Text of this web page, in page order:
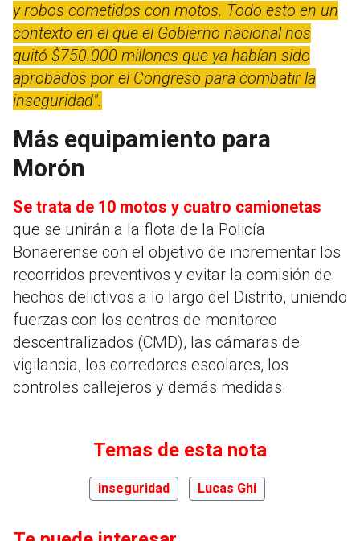
y robos cometidos con motos. Todo esto en un
contexto en el que el Gobierno nacional nos
quitó $750.000 millones que ya habían sido
aprobados por el Congreso para combatir la
inseguridad".
Más equipamiento para
Morón
Se trata de 10 motos y cuatro camionetas
que se unirán a la flota de la Policía
Bonaerense con el objetivo de incrementar los
recorridos preventivos y evitar la comisión de
hechos delictivos a lo largo del Distrito, uniendo
fuerzas con los centros de monitoreo
descentralizados (CMD), las cámaras de
vigilancia, los corredores escolares, los
controles callejeros y demás medidas.
Temas de esta nota
inseguridad Lucas Ghi